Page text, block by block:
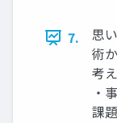
7.
思
術
考
・
課